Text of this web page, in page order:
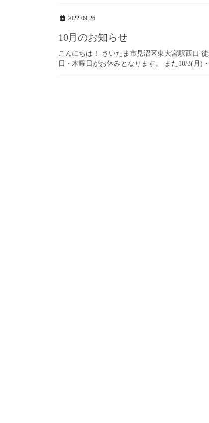
2022-09-26
10月のお知らせ
こんにちは！ さいたま市見沼区東大宮駅西口
日・木曜日がお休みとなります。 また10/3(月)